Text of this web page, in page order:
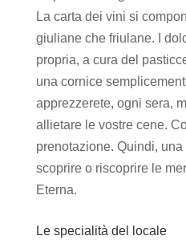
La carta dei vini si
giuliane che friulane. I
propria, a cura del
una cornice
apprezzerete, ogni sera,
allietare le vostre cene.
prenotazione. Quindi,
scoprire o riscoprire le
Eterna.
Le specialità del locale